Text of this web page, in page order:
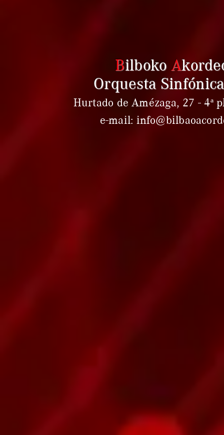
Bilboko A
Orquesta
Hurtado de Amézaga, 27 - 4ª
e-mail: